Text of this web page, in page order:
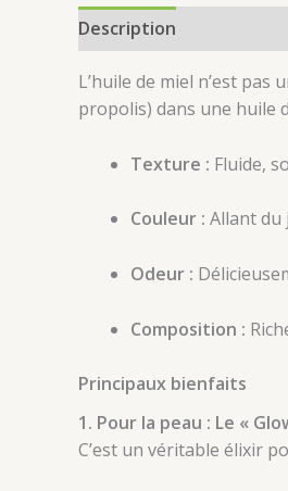
Description
L’huile de miel n’est
propolis) dans une huile
Texture : Fluide,
Couleur : Allant du
Odeur :
Composition :
Principaux bienfaits
1. Pour la peau : Le «
C’est un véritable élixir